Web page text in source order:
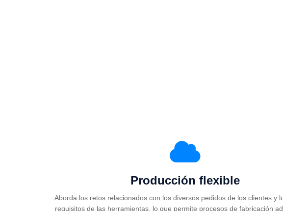
Producción flexible
Aborda los retos relacionados con los diversos pedidos de los clientes y
requisitos de las herramientas, lo que permite procesos de fabricación